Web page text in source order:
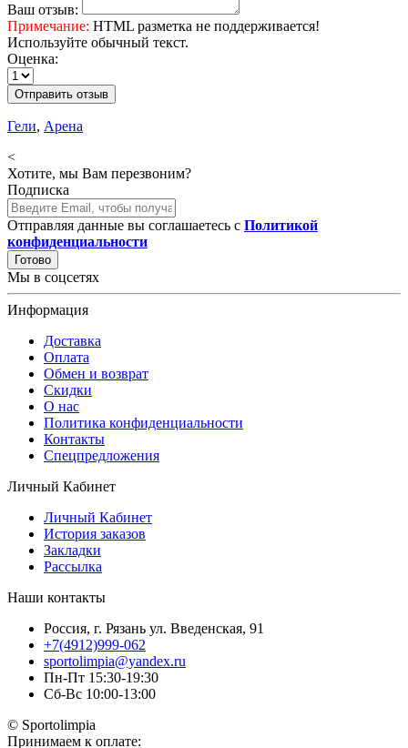
Ваш отзыв:
Примечание: HTML разметка не поддерживается!
Используйте обычный текст.
Оценка:
Отправить отзыв
Гели, Арена
<
Хотите, мы Вам перезвоним?
Подписка
Отправляя данные вы соглашаетесь с Политикой
конфиденциальности
Готово
Мы в соцсетях
Информация
Доставка
Оплата
Обмен и возврат
Скидки
О нас
Политика конфиденциальности
Контакты
Спецпредложения
Личный Кабинет
Личный Кабинет
История заказов
Закладки
Рассылка
Наши контакты
Россия, г. Рязань ул. Введенская, 91
+7(4912)999-062
sportolimpia@yandex.ru
Пн-Пт 15:30-19:30
Сб-Вс 10:00-13:00
© Sportolimpia
Принимаем к оплате: